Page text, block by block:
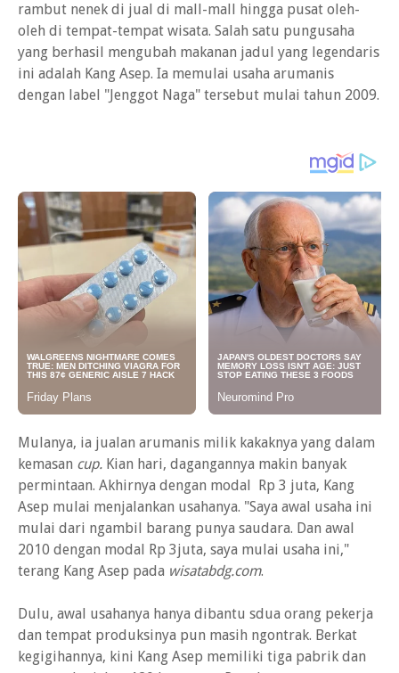
rambut nenek di jual di mall-mall hingga pusat oleh-
oleh di tempat-tempat wisata. Salah satu pungusaha
yang berhasil mengubah makanan jadul yang legendaris
ini adalah Kang Asep. Ia memulai usaha arumanis
dengan label "Jenggot Naga" tersebut mulai tahun 2009.
Mulanya, ia jualan arumanis milik kakaknya yang dalam
kemasan cup. Kian hari, dagangannya makin banyak
permintaan. Akhirnya dengan modal Rp 3 juta, Kang
Asep mulai menjalankan usahanya. "Saya awal usaha ini
mulai dari ngambil barang punya saudara. Dan awal
2010 dengan modal Rp 3juta, saya mulai usaha ini,"
terang Kang Asep pada wisatabdg.com.
Dulu, awal usahanya hanya dibantu sdua orang pekerja
dan tempat produksinya pun masih ngontrak. Berkat
kegigihannya, kini Kang Asep memiliki tiga pabrik dan